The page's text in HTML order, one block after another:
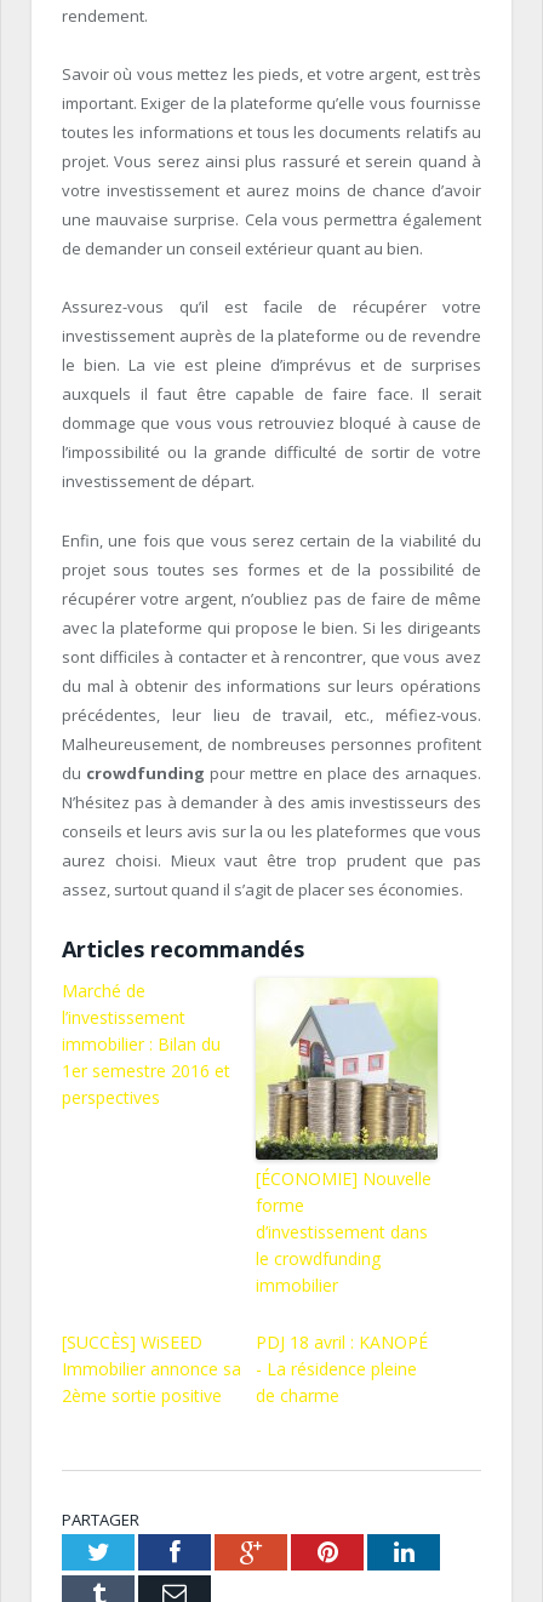
rendement.
Savoir où vous mettez les pieds, et votre argent, est très
important. Exiger de la plateforme qu’elle vous fournisse
toutes les informations et tous les documents relatifs au
projet. Vous serez ainsi plus rassuré et serein quand à
votre investissement et aurez moins de chance d’avoir
une mauvaise surprise. Cela vous permettra également
de demander un conseil extérieur quant au bien.
Assurez-vous qu’il est facile de récupérer votre
investissement auprès de la plateforme ou de revendre
le bien. La vie est pleine d’imprévus et de surprises
auxquels il faut être capable de faire face. Il serait
dommage que vous vous retrouviez bloqué à cause de
l’impossibilité ou la grande difficulté de sortir de votre
investissement de départ.
Enfin, une fois que vous serez certain de la viabilité du
projet sous toutes ses formes et de la possibilité de
récupérer votre argent, n’oubliez pas de faire de même
avec la plateforme qui propose le bien. Si les dirigeants
sont difficiles à contacter et à rencontrer, que vous avez
du mal à obtenir des informations sur leurs opérations
précédentes, leur lieu de travail, etc., méfiez-vous.
Malheureusement, de nombreuses personnes profitent
du crowdfunding pour mettre en place des arnaques.
N’hésitez pas à demander à des amis investisseurs des
conseils et leurs avis sur la ou les plateformes que vous
aurez choisi. Mieux vaut être trop prudent que pas
assez, surtout quand il s’agit de placer ses économies.
Articles recommandés
Marché de
l’investissement
immobilier : Bilan du
1er semestre 2016 et
perspectives
[ÉCONOMIE] Nouvelle
forme
d’investissement dans
le crowdfunding
immobilier
[SUCCÈS] WiSEED
Immobilier annonce sa
2ème sortie positive
PDJ 18 avril : KANOPÉ
- La résidence pleine
de charme
PARTAGER
TwitterFacebookGoogle+PinterestLinkedIn
Tumblr Email